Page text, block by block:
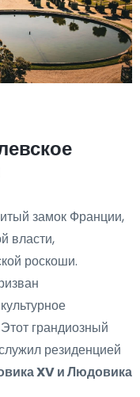
замок Франции,
власти,
роскоши.
грандиозный
резиденцией
XV и Людовика